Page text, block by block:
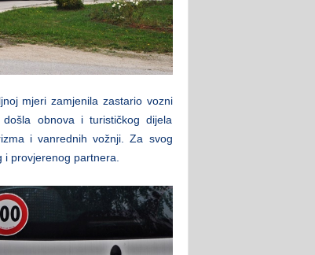
mjeri zamjenila zastario vozni
obnova i turističkog dijela
i vanrednih vožnji. Za svog
provjerenog partnera.